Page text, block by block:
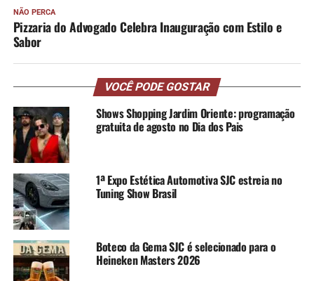
NÃO PERCA
Pizzaria do Advogado Celebra Inauguração com Estilo e
Sabor
VOCÊ PODE GOSTAR
Shows Shopping Jardim Oriente: programação
gratuita de agosto no Dia dos Pais
1ª Expo Estética Automotiva SJC estreia no
Tuning Show Brasil
Boteco da Gema SJC é selecionado para o
Heineken Masters 2026